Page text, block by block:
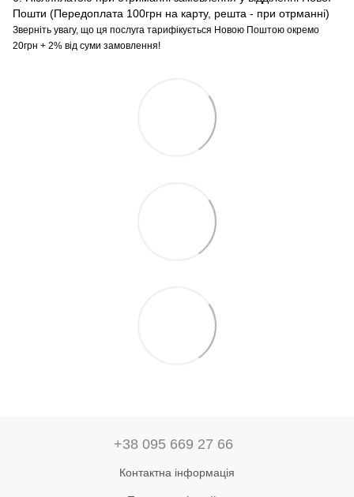
Пошти (Передоплата 100грн на карту, решта - при отрманні)
Зверніть увагу, що ця послуга тарифікується Новою Поштою окремо
20грн + 2% від суми замовлення!
+38 095 669 27 66
Контактна інформація